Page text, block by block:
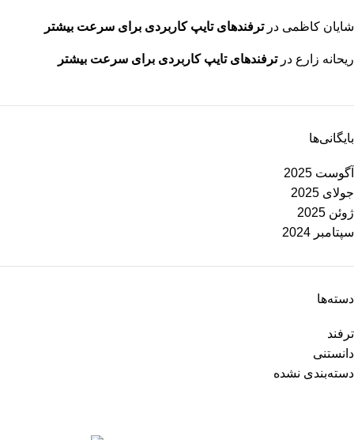
شایان کاظمی درترفندهای تایپ کاربردی برای سرعت بیشتر
ریحانه زارع درترفندهای تایپ کاربردی برای سرعت بیشتر
بایگانی‌ها
آگوست 2025
جولای 2025
ژوئن 2025
سپتامبر 2024
دسته‌ها
ترفند
دانستنی
دسته‌بندی نشده